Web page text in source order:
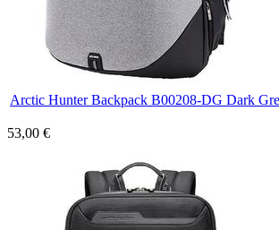
Arctic Hunter Backpack B00208-DG Dark
53,00 €